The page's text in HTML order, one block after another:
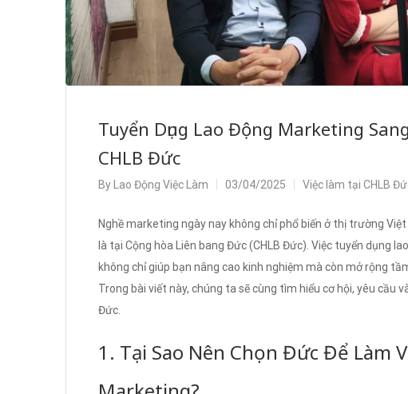
Tuyển Dụng Lao Động Marketing
CHLB Đức
By Lao Động Việc Làm 03/04/2025 Việc làm tại CHLB
Nghề marketing ngày nay không chỉ phổ biến ở thị trường
là tại Cộng hòa Liên bang Đức (CHLB Đức). Việc tuyển dụng
không chỉ giúp bạn nâng cao kinh nghiệm mà còn mở rộng
Trong bài viết này, chúng ta sẽ cùng tìm hiểu cơ hội, yêu cầu
Đức.
1. Tại Sao Nên Chọn Đức Để Làm